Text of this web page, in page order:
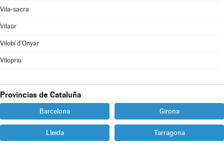
Vila-sacra
Vilaür
Vilobí d'Onyar
Vilopriu
Provincias de Cataluña
Barcelona Girona
Lleida Tarragona